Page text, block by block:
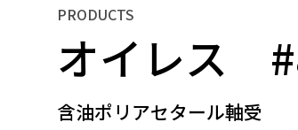
SEARCH会社概要
国内・海外関係会社
こんなところにオイレス
軸受製品
トライボロジーについて
トップメッセージ
オイレスの取り組み
ESGデータ
トップメッセージ
IRライブラリー
電子公告
PRODUCTS
オイレス
含油ポリアセタール軸受